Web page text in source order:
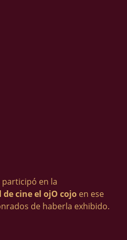
participó en la
de cine el ojO cojo en ese
de haberla exhibido.